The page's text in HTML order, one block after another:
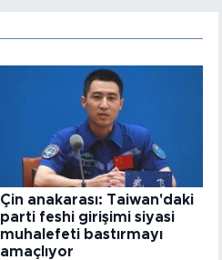
Çin anakarası: Taiwan'daki
parti feshi girişimi siyasi
muhalefeti bastırmayı
amaçlıyor